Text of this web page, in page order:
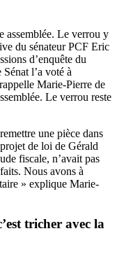
assemblée. Le verrou y
du sénateur PCF Eric
d’enquête du
l’a voté à
Marie-Pierre de
Le verrou reste
une pièce dans
de loi de Gérald
fiscale, n’avait pas
Nous avons à
» explique Marie-
tricher avec la